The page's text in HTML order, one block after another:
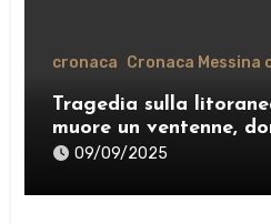
cronaca Cronaca Messina
Tragedia sulla
muore un ventenne,
09/09/2025